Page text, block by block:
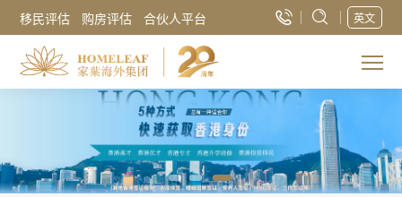
移民评估 购房评估 合伙人平台 英文